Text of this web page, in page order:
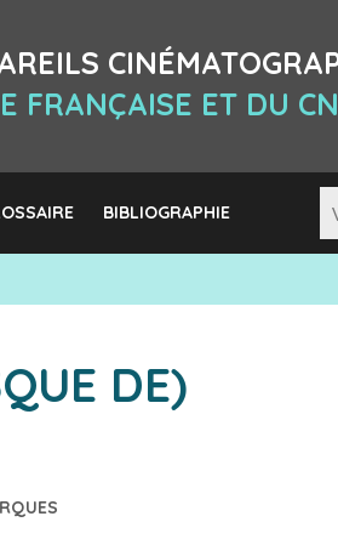
FRANÇAISE ET DU
BIBLIOGRAPHIE
DE)